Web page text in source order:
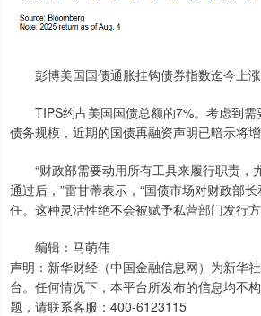
彭博美国国债通胀挂钩债券指数迄今上
TIPS约占美国国债总额的7%。考虑到需
债务规模，近期的国债再融资声明已暗示将增
“财政部需要动用所有工具来履行职责，
通过后，”雷甘蒂表示，“国债市场对财政部
任。这种灵活性绝不会被赋予私营部门发行
编辑：马萌伟
声明：新华财经（中国金融信息网）为新华
台。任何情况下，本平台所发布的信息均不
题，请联系客服：400-6123115